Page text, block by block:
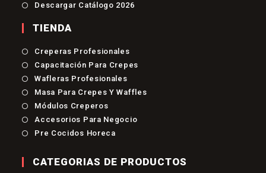
Descargar Catálogo 2026
TIENDA
Creperas ProfesionalesSe
En
Nueva
Pestaña
Capacitación Para CrepesSe
Una
Wafleras ProfesionalesSe
En
Pestaña
Masa Para Crepes Y WafflesSe
Módulos CreperosSe
En
Una
Accesorios Para NegocioSe
Pestaña
Pre Cocidos HorecaSe
Una
CATEGORIAS DE PRODUCTOS